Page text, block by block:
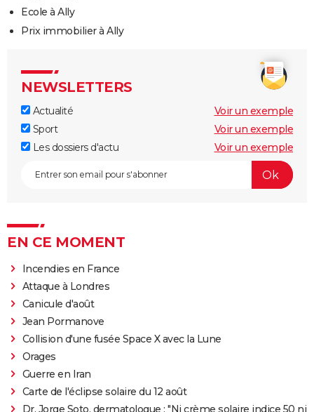
Ecole à Ally
Prix immobilier à Ally
NEWSLETTERS
Actualité
Voir un exemple
Sport
Voir un exemple
Les dossiers d'actu
Voir un exemple
EN CE MOMENT
Incendies en France
Attaque à Londres
Canicule d'août
Jean Pormanove
Collision d'une fusée Space X avec la Lune
Orages
Guerre en Iran
Carte de l'éclipse solaire du 12 août
Dr. Jorge Soto, dermatologue : "Ni crème solaire indice 50 ni